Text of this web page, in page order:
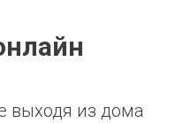
выходя из дома